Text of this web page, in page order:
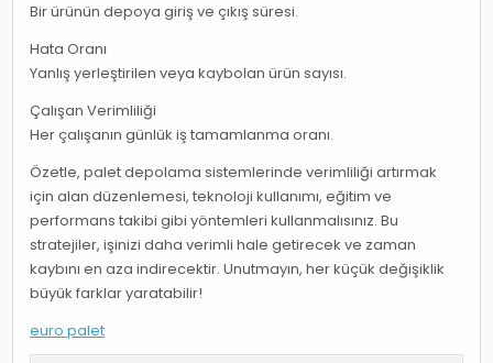
Bir ürünün depoya giriş ve çıkış süresi.
Hata Oranı
Yanlış yerleştirilen veya kaybolan ürün sayısı.
Çalışan Verimliliği
Her çalışanın günlük iş tamamlanma oranı.
Özetle, palet depolama sistemlerinde verimliliği artırmak
için alan düzenlemesi, teknoloji kullanımı, eğitim ve
performans takibi gibi yöntemleri kullanmalısınız. Bu
stratejiler, işinizi daha verimli hale getirecek ve zaman
kaybını en aza indirecektir. Unutmayın, her küçük değişiklik
büyük farklar yaratabilir!
euro palet